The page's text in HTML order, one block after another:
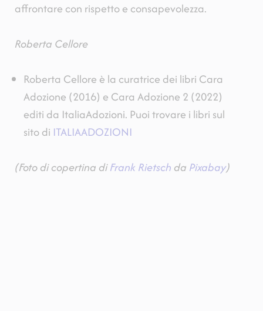
affrontare con rispetto e consapevolezza.
Roberta Cellore
Roberta Cellore è la curatrice dei libri Cara
Adozione (2016) e Cara Adozione 2 (2022)
editi da ItaliaAdozioni. Puoi trovare i libri sul
sito di ITALIAADOZIONI
(Foto di copertina diFrank Rietsch da Pixabay)